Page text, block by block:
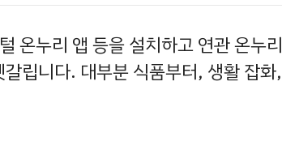
온누리 앱 등을 설치하고 연관 온누
립니다. 대부분 식품부터, 생활 잡